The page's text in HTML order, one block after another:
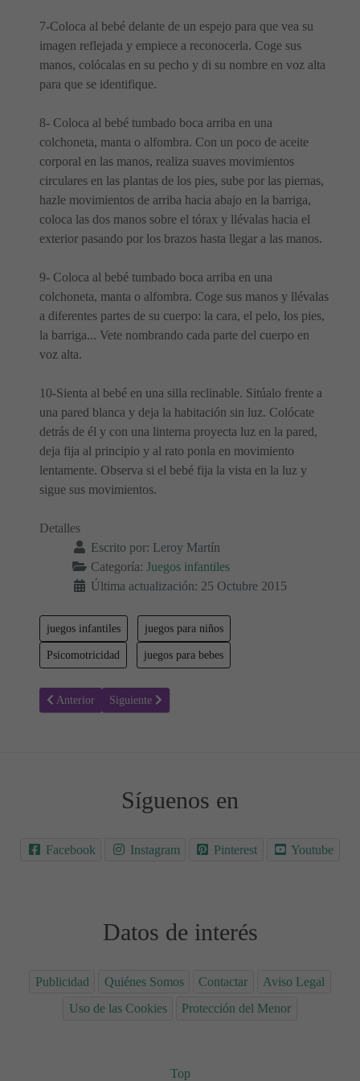
7-Coloca al bebé delante de un espejo para que vea su
imagen reflejada y empiece a reconocerla. Coge sus
manos, colócalas en su pecho y di su nombre en voz alta
para que se identifique.
8- Coloca al bebé tumbado boca arriba en una
colchoneta, manta o alfombra. Con un poco de aceite
corporal en las manos, realiza suaves movimientos
circulares en las plantas de los pies, sube por las piernas,
hazle movimientos de arriba hacia abajo en la barriga,
coloca las dos manos sobre el tórax y llévalas hacia el
exterior pasando por los brazos hasta llegar a las manos.
9- Coloca al bebé tumbado boca arriba en una
colchoneta, manta o alfombra. Coge sus manos y llévalas
a diferentes partes de su cuerpo: la cara, el pelo, los pies,
la barriga... Vete nombrando cada parte del cuerpo en
voz alta.
10-Sienta al bebé en una silla reclinable. Sitúalo frente a
una pared blanca y deja la habitación sin luz. Colócate
detrás de él y con una linterna proyecta luz en la pared,
deja fija al principio y al rato ponla en movimiento
lentamente. Observa si el bebé fija la vista en la luz y
sigue sus movimientos.
Detalles
Escrito por: Leroy Martín
Categoría: Juegos infantiles
Última actualización: 25 Octubre 2015
juegos infantiles juegos para niños
Psicomotricidad juegos para bebes
Artículo anterior: Cuerpos Expresivos - Juegos Infantiles
Anterior Artículo siguiente: Pase misí
Siguiente
Síguenos en
Facebook Instagram Pinterest Youtube
Datos de interés
Publicidad Quiénes Somos Contactar
Aviso Legal
Uso de las Cookies
Protección del Menor
Top